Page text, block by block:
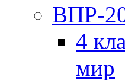
ВПР-
4
мир